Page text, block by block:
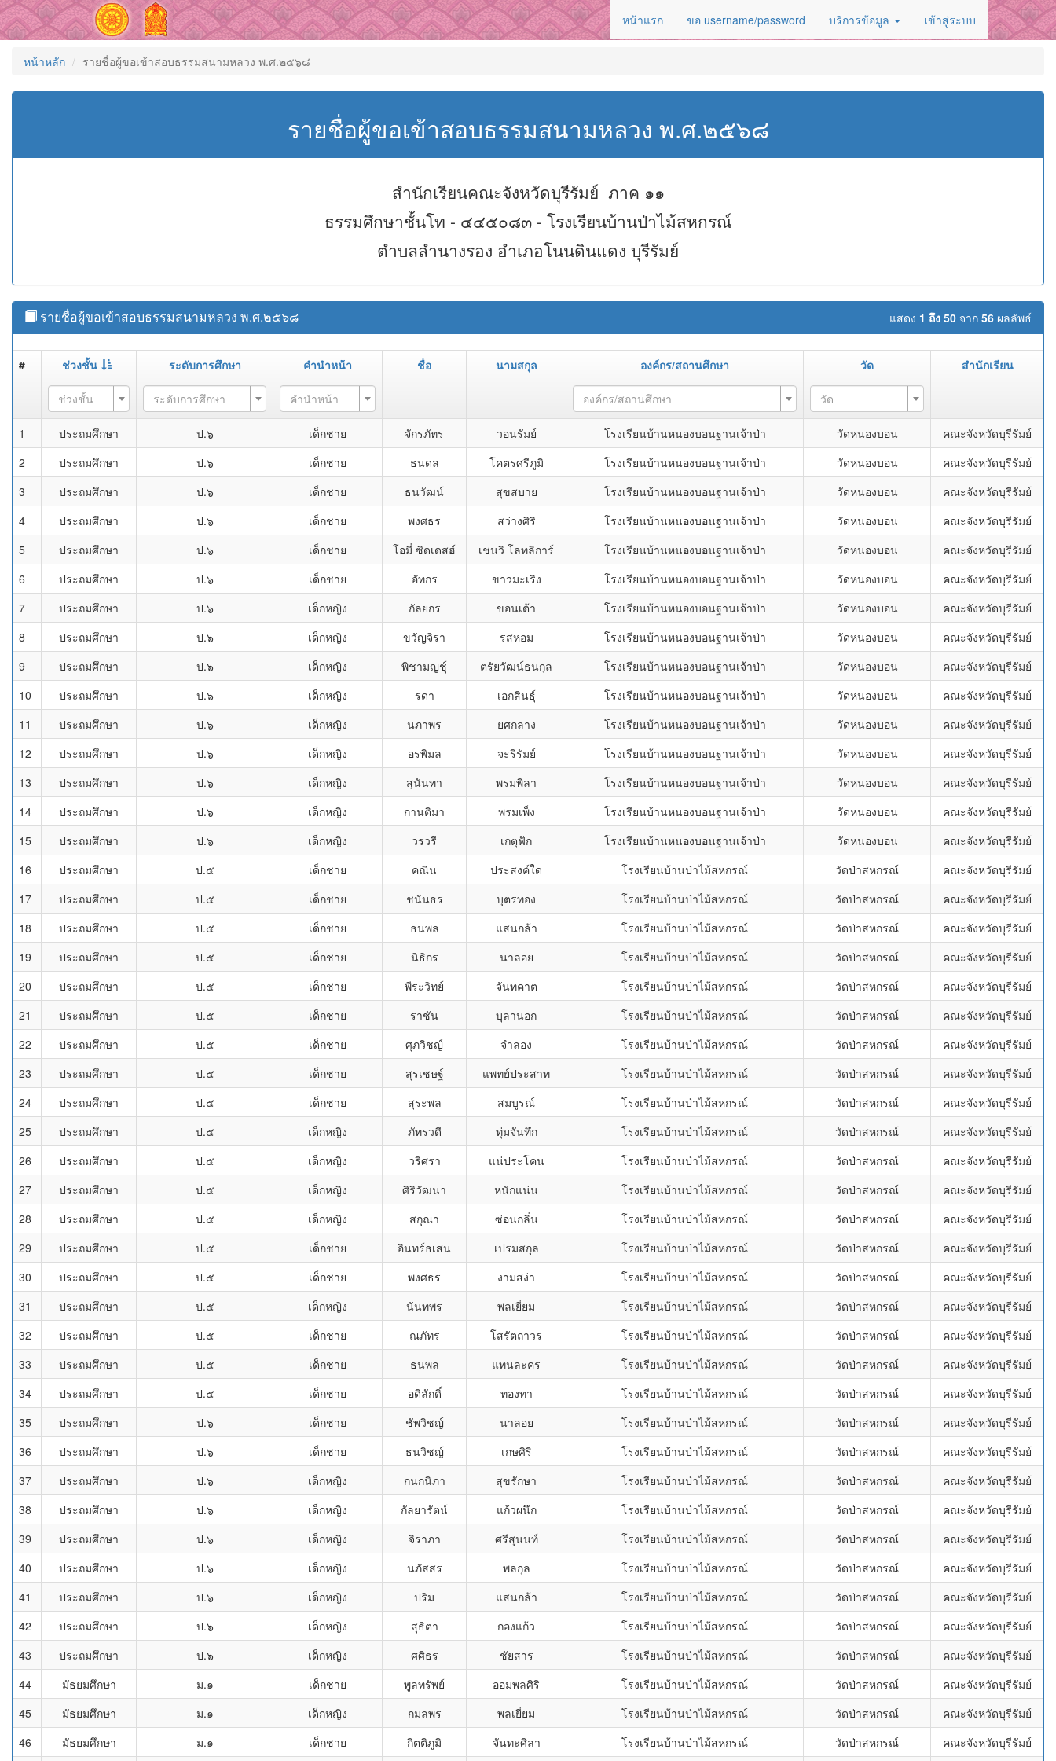
หน้าแรก ขอ username/password บริการข้อมูล เข้าสู่ระบบ
หน้าหลัก รายชื่อผู้ขอเข้าสอบธรรมสนามหลวง พ.ศ.๒๕๖๘
รายชื่อผู้ขอเข้าสอบธรรมสนามหลวง พ.ศ.๒๕๖๘
สำนักเรียนคณะจังหวัดบุรีรัมย์ ภาค ๑๑
ธรรมศึกษาชั้นโท - ๔๔๕๐๘๓ - โรงเรียนบ้านป่าไม้สหกรณ์
ตำบลลำนางรอง อำเภอโนนดินแดง บุรีรัมย์
แสดง 1 ถึง 50 จาก 56 ผลลัพธ์
รายชื่อผู้ขอเข้าสอบธรรมสนามหลวง พ.ศ.๒๕๖๘
# ช่วงชั้น ระดับการศึกษา คำนำหน้า ชื่อ นามสกุล องค์กร/สถานศึกษา วัด สำนักเรียน
ช่วงชั้น ระดับการศึกษา คำนำหน้า องค์กร/สถานศึกษา วัด
1 ประถมศึกษา ป.๖ เด็กชาย จักรภัทร วอนรัมย์ โรงเรียนบ้านหนองบอนฐานเจ้าป่า วัดหนองบอน
คณะจังหวัดบุรีรัมย์
2
ประถมศึกษา ป.๖ เด็กชาย ธนดล โคตรศรีภูมิ โรงเรียนบ้านหนองบอนฐานเจ้าป่า วัดหนองบอน
คณะจังหวัดบุรีรัมย์
3
ประถมศึกษา ป.๖ เด็กชาย ธนวัฒน์ สุขสบาย โรงเรียนบ้านหนองบอนฐานเจ้าป่า วัดหนองบอน
คณะจังหวัดบุรีรัมย์
4
ประถมศึกษา ป.๖ เด็กชาย พงศธร สว่างศิริ โรงเรียนบ้านหนองบอนฐานเจ้าป่า วัดหนองบอน
คณะจังหวัดบุรีรัมย์
5
ประถมศึกษา ป.๖ เด็กชาย โอมี่ ซิดเดสฮ์ เชนวิ โลทลิการ์ โรงเรียนบ้านหนองบอนฐานเจ้าป่า วัดหนองบอน
คณะจังหวัดบุรีรัมย์
6
ประถมศึกษา ป.๖ เด็กชาย อัทกร ขาวมะเริง โรงเรียนบ้านหนองบอนฐานเจ้าป่า วัดหนองบอน
คณะจังหวัดบุรีรัมย์
7
ประถมศึกษา ป.๖ เด็กหญิง กัลยกร ขอนเต้า โรงเรียนบ้านหนองบอนฐานเจ้าป่า วัดหนองบอน
คณะจังหวัดบุรีรัมย์
8
ประถมศึกษา ป.๖ เด็กหญิง ขวัญจิรา รสหอม โรงเรียนบ้านหนองบอนฐานเจ้าป่า วัดหนองบอน
คณะจังหวัดบุรีรัมย์
9
ประถมศึกษา ป.๖ เด็กหญิง พิชามญชุ์ ตรัยวัฒน์ธนกุล โรงเรียนบ้านหนองบอนฐานเจ้าป่า วัดหนองบอน
คณะจังหวัดบุรีรัมย์
10
ประถมศึกษา ป.๖ เด็กหญิง รดา เอกสินธุ์ โรงเรียนบ้านหนองบอนฐานเจ้าป่า วัดหนองบอน
คณะจังหวัดบุรีรัมย์
11
ประถมศึกษา ป.๖ เด็กหญิง นภาพร ยศกลาง โรงเรียนบ้านหนองบอนฐานเจ้าป่า วัดหนองบอน
คณะจังหวัดบุรีรัมย์
12
ประถมศึกษา ป.๖ เด็กหญิง อรพิมล จะริรัมย์ โรงเรียนบ้านหนองบอนฐานเจ้าป่า วัดหนองบอน
คณะจังหวัดบุรีรัมย์
13
ประถมศึกษา ป.๖ เด็กหญิง สุนันทา พรมพิลา โรงเรียนบ้านหนองบอนฐานเจ้าป่า วัดหนองบอน
คณะจังหวัดบุรีรัมย์
14
ประถมศึกษา ป.๖ เด็กหญิง กานติมา พรมเพ็ง โรงเรียนบ้านหนองบอนฐานเจ้าป่า วัดหนองบอน
คณะจังหวัดบุรีรัมย์
15
ประถมศึกษา ป.๖ เด็กหญิง วรวรี เกตุฟัก โรงเรียนบ้านหนองบอนฐานเจ้าป่า วัดหนองบอน
คณะจังหวัดบุรีรัมย์
16
ประถมศึกษา ป.๕ เด็กชาย คณิน ประสงค์ใด โรงเรียนบ้านป่าไม้สหกรณ์ วัดป่าสหกรณ์
คณะจังหวัดบุรีรัมย์
17
ประถมศึกษา ป.๕ เด็กชาย ชนันธร บุตรทอง โรงเรียนบ้านป่าไม้สหกรณ์ วัดป่าสหกรณ์
คณะจังหวัดบุรีรัมย์
18
ประถมศึกษา ป.๕ เด็กชาย ธนพล แสนกล้า โรงเรียนบ้านป่าไม้สหกรณ์ วัดป่าสหกรณ์
คณะจังหวัดบุรีรัมย์
19
ประถมศึกษา ป.๕ เด็กชาย นิธิกร นาลอย โรงเรียนบ้านป่าไม้สหกรณ์ วัดป่าสหกรณ์
คณะจังหวัดบุรีรัมย์
20
ประถมศึกษา ป.๕ เด็กชาย พีระวิทย์ จันทคาต โรงเรียนบ้านป่าไม้สหกรณ์ วัดป่าสหกรณ์
คณะจังหวัดบุรีรัมย์
21
ประถมศึกษา ป.๕ เด็กชาย ราชัน บุลานอก โรงเรียนบ้านป่าไม้สหกรณ์ วัดป่าสหกรณ์
คณะจังหวัดบุรีรัมย์
22
ประถมศึกษา ป.๕ เด็กชาย ศุภวิชญ์ จำลอง โรงเรียนบ้านป่าไม้สหกรณ์ วัดป่าสหกรณ์
คณะจังหวัดบุรีรัมย์
23
ประถมศึกษา ป.๕ เด็กชาย สุรเชษฐ์ แพทย์ประสาท โรงเรียนบ้านป่าไม้สหกรณ์ วัดป่าสหกรณ์
คณะจังหวัดบุรีรัมย์
24
ประถมศึกษา ป.๕ เด็กชาย สุระพล สมบูรณ์ โรงเรียนบ้านป่าไม้สหกรณ์ วัดป่าสหกรณ์
คณะจังหวัดบุรีรัมย์
25
ประถมศึกษา ป.๕ เด็กหญิง ภัทรวดี ทุ่มจันทึก โรงเรียนบ้านป่าไม้สหกรณ์ วัดป่าสหกรณ์
คณะจังหวัดบุรีรัมย์
26
ประถมศึกษา ป.๕ เด็กหญิง วริศรา แน่ประโคน โรงเรียนบ้านป่าไม้สหกรณ์ วัดป่าสหกรณ์
คณะจังหวัดบุรีรัมย์
27
ประถมศึกษา ป.๕ เด็กหญิง ศิริวัฒนา หนักแน่น โรงเรียนบ้านป่าไม้สหกรณ์ วัดป่าสหกรณ์
คณะจังหวัดบุรีรัมย์
28
ประถมศึกษา ป.๕ เด็กหญิง สกุณา ซ่อนกลิ่น โรงเรียนบ้านป่าไม้สหกรณ์ วัดป่าสหกรณ์
คณะจังหวัดบุรีรัมย์
29
ประถมศึกษา ป.๕ เด็กชาย อินทร์ธเสน เปรมสกุล โรงเรียนบ้านป่าไม้สหกรณ์ วัดป่าสหกรณ์
คณะจังหวัดบุรีรัมย์
30
ประถมศึกษา ป.๕ เด็กชาย พงศธร งามสง่า โรงเรียนบ้านป่าไม้สหกรณ์ วัดป่าสหกรณ์
คณะจังหวัดบุรีรัมย์
31
ประถมศึกษา ป.๕ เด็กหญิง นันทพร พลเยี่ยม โรงเรียนบ้านป่าไม้สหกรณ์ วัดป่าสหกรณ์
คณะจังหวัดบุรีรัมย์
32
ประถมศึกษา ป.๕ เด็กชาย ณภัทร โสรัตถาวร โรงเรียนบ้านป่าไม้สหกรณ์ วัดป่าสหกรณ์
คณะจังหวัดบุรีรัมย์
33
ประถมศึกษา ป.๕ เด็กชาย ธนพล แทนละคร โรงเรียนบ้านป่าไม้สหกรณ์ วัดป่าสหกรณ์
คณะจังหวัดบุรีรัมย์
34
ประถมศึกษา ป.๕ เด็กชาย อดิลักดิ์ ทองทา โรงเรียนบ้านป่าไม้สหกรณ์ วัดป่าสหกรณ์
คณะจังหวัดบุรีรัมย์
35
ประถมศึกษา ป.๖ เด็กชาย ชัพวิชญ์ นาลอย โรงเรียนบ้านป่าไม้สหกรณ์ วัดป่าสหกรณ์
คณะจังหวัดบุรีรัมย์
36
ประถมศึกษา ป.๖ เด็กชาย ธนวิชญ์ เกษศิริ โรงเรียนบ้านป่าไม้สหกรณ์ วัดป่าสหกรณ์
คณะจังหวัดบุรีรัมย์
37
ประถมศึกษา ป.๖ เด็กหญิง กนกนิภา สุขรักษา โรงเรียนบ้านป่าไม้สหกรณ์ วัดป่าสหกรณ์
คณะจังหวัดบุรีรัมย์
38
ประถมศึกษา ป.๖ เด็กหญิง กัลยารัตน์ แก้วผนึก โรงเรียนบ้านป่าไม้สหกรณ์ วัดป่าสหกรณ์
คณะจังหวัดบุรีรัมย์
39
ประถมศึกษา ป.๖ เด็กหญิง จิราภา ศรีสุนนท์ โรงเรียนบ้านป่าไม้สหกรณ์ วัดป่าสหกรณ์
คณะจังหวัดบุรีรัมย์
40
ประถมศึกษา ป.๖ เด็กหญิง นภัสสร พลกุล โรงเรียนบ้านป่าไม้สหกรณ์ วัดป่าสหกรณ์
คณะจังหวัดบุรีรัมย์
41
ประถมศึกษา ป.๖ เด็กหญิง ปริม แสนกล้า โรงเรียนบ้านป่าไม้สหกรณ์ วัดป่าสหกรณ์
คณะจังหวัดบุรีรัมย์
42
ประถมศึกษา ป.๖ เด็กหญิง สุธิตา กองแก้ว โรงเรียนบ้านป่าไม้สหกรณ์ วัดป่าสหกรณ์
คณะจังหวัดบุรีรัมย์
43
ประถมศึกษา ป.๖ เด็กหญิง ศศิธร ชัยสาร โรงเรียนบ้านป่าไม้สหกรณ์ วัดป่าสหกรณ์
คณะจังหวัดบุรีรัมย์
44
มัธยมศึกษา ม.๑ เด็กชาย พูลทรัพย์ ออมพลศิริ โรงเรียนบ้านป่าไม้สหกรณ์ วัดป่าสหกรณ์
คณะจังหวัดบุรีรัมย์
45
มัธยมศึกษา ม.๑ เด็กหญิง กมลพร พลเยี่ยม โรงเรียนบ้านป่าไม้สหกรณ์ วัดป่าสหกรณ์
คณะจังหวัดบุรีรัมย์
46
มัธยมศึกษา ม.๑ เด็กชาย กิตติภูมิ จันทะศิลา โรงเรียนบ้านป่าไม้สหกรณ์ วัดป่าสหกรณ์ คณะจังหวัดบุรีรัมย์